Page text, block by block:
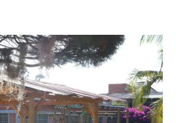
Filosofía Institucional
Sedes
Rionegro